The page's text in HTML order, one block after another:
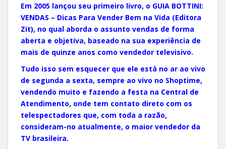
Em 2005 lançou seu primeiro livro, o GUIA BOTTINI:
VENDAS – Dicas Para Vender Bem na Vida (Editora
Zit), no qual aborda o assunto vendas de forma
aberta e objetiva, baseado na sua experiência de
mais de quinze anos como vendedor televisivo.
Tudo isso sem esquecer que ele está no ar ao vivo
de segunda a sexta, sempre ao vivo no Shoptime,
vendendo muito e fazendo a festa na Central de
Atendimento, onde tem contato direto com os
telespectadores que, com toda a razão,
consideram-no atualmente, o maior vendedor da
TV brasileira.